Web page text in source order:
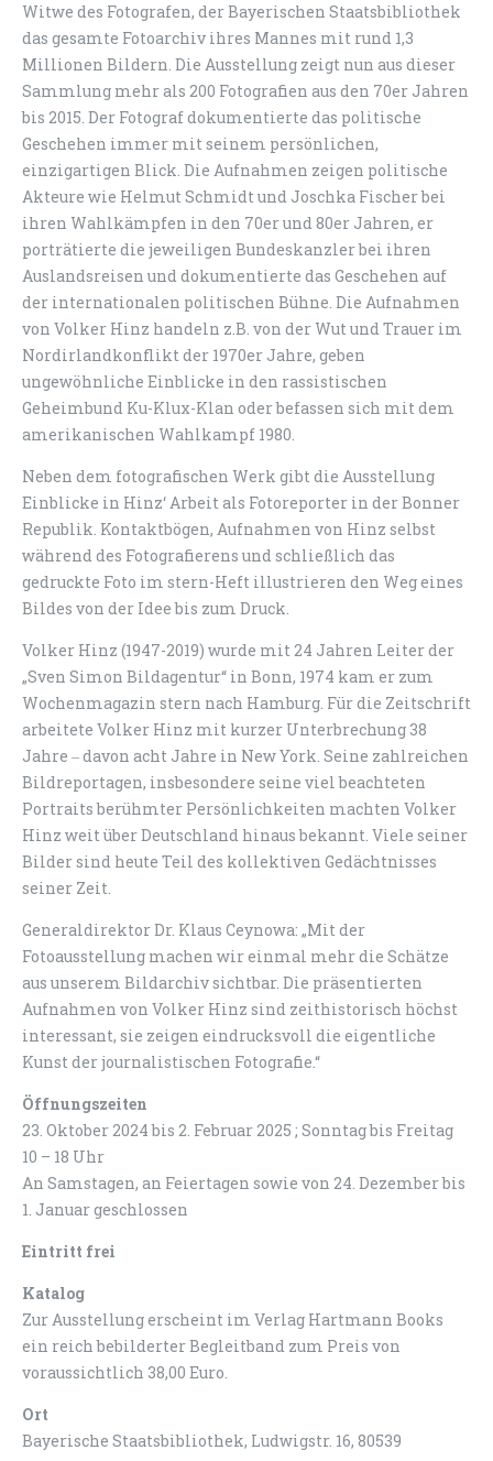
Witwe des Fotografen, der Bayerischen Staatsbibliothek
das gesamte Fotoarchiv ihres Mannes mit rund 1,3
Millionen Bildern. Die Ausstellung zeigt nun aus dieser
Sammlung mehr als 200 Fotografien aus den 70er Jahren
bis 2015. Der Fotograf dokumentierte das politische
Geschehen immer mit seinem persönlichen,
einzigartigen Blick. Die Aufnahmen zeigen politische
Akteure wie Helmut Schmidt und Joschka Fischer bei
ihren Wahlkämpfen in den 70er und 80er Jahren, er
porträtierte die jeweiligen Bundeskanzler bei ihren
Auslandsreisen und dokumentierte das Geschehen auf
der internationalen politischen Bühne. Die Aufnahmen
von Volker Hinz handeln z.B. von der Wut und Trauer im
Nordirlandkonflikt der 1970er Jahre, geben
ungewöhnliche Einblicke in den rassistischen
Geheimbund Ku-Klux-Klan oder befassen sich mit dem
amerikanischen Wahlkampf 1980.
Neben dem fotografischen Werk gibt die Ausstellung
Einblicke in Hinz‘ Arbeit als Fotoreporter in der Bonner
Republik. Kontaktbögen, Aufnahmen von Hinz selbst
während des Fotografierens und schließlich das
gedruckte Foto im stern-Heft illustrieren den Weg eines
Bildes von der Idee bis zum Druck.
Volker Hinz (1947-2019) wurde mit 24 Jahren Leiter der
„Sven Simon Bildagentur“ in Bonn, 1974 kam er zum
Wochenmagazin stern nach Hamburg. Für die Zeitschrift
arbeitete Volker Hinz mit kurzer Unterbrechung 38
Jahre ‒ davon acht Jahre in New York. Seine zahlreichen
Bildreportagen, insbesondere seine viel beachteten
Portraits berühmter Persönlichkeiten machten Volker
Hinz weit über Deutschland hinaus bekannt. Viele seiner
Bilder sind heute Teil des kollektiven Gedächtnisses
seiner Zeit.
Generaldirektor Dr. Klaus Ceynowa: „Mit der
Fotoausstellung machen wir einmal mehr die Schätze
aus unserem Bildarchiv sichtbar. Die präsentierten
Aufnahmen von Volker Hinz sind zeithistorisch höchst
interessant, sie zeigen eindrucksvoll die eigentliche
Kunst der journalistischen Fotografie.“
Öffnungszeiten
23. Oktober 2024 bis 2. Februar 2025 ; Sonntag bis Freitag
10 – 18 Uhr
An Samstagen, an Feiertagen sowie von 24. Dezember bis
1. Januar geschlossen
Eintritt frei
Katalog
Zur Ausstellung erscheint im Verlag Hartmann Books
ein reich bebilderter Begleitband zum Preis von
voraussichtlich 38,00 Euro.
Ort
Bayerische Staatsbibliothek, Ludwigstr. 16, 80539